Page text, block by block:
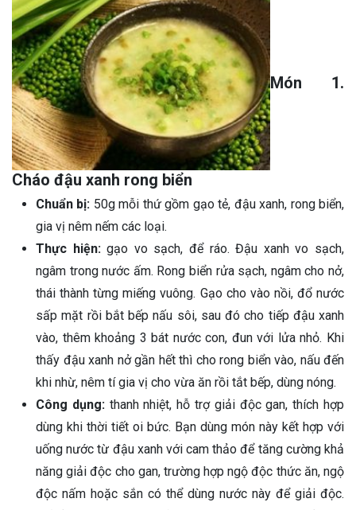
Món 1.
Cháo đậu xanh rong biển
Chuẩn bị: 50g mỗi thứ gồm gạo tẻ, đậu xanh, rong biển,
gia vị nêm nếm các loại.
Thực hiện:gạo vo sạch, để ráo. Đậu xanh vo sạch,
ngâm trong nước ấm. Rong biển rửa sạch, ngâm cho nở,
thái thành từng miếng vuông. Gạo cho vào nồi, đổ nước
sấp mặt rồi bắt bếp nấu sôi, sau đó cho tiếp đậu xanh
vào, thêm khoảng 3 bát nước con, đun với lửa nhỏ. Khi
thấy đậu xanh nở gần hết thì cho rong biển vào, nấu đến
khi nhừ, nêm tí gia vị cho vừa ăn rồi tắt bếp, dùng nóng.
Công dụng:thanh nhiệt, hỗ trợ giải độc gan, thích hợp
dùng khi thời tiết oi bức. Bạn dùng món này kết hợp với
uống nước từ đậu xanh với cam thảo để tăng cường khả
năng giải độc cho gan, trường hợp ngộ độc thức ăn, ngộ
độc nấm hoặc sắn có thể dùng nước này để giải độc.